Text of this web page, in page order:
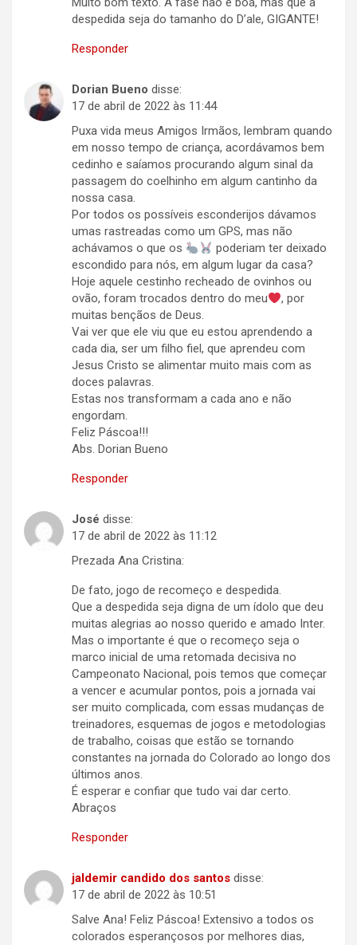
despedida seja do tamanho do D’ale, GIGANTE!
Responder
Dorian Bueno disse:
17 de abril de 2022 às 11:44
Puxa vida meus Amigos Irmãos, lembram quando
em nosso tempo de criança, acordávamos bem
cedinho e saíamos procurando algum sinal da
passagem do coelhinho em algum cantinho da
nossa casa.
Por todos os possíveis esconderijos dávamos
umas rastreadas como um GPS, mas não
achávamos o que os
poderiam ter deixado
escondido para nós, em algum lugar da casa?
Hoje aquele cestinho recheado de ovinhos ou
ovão, foram trocados dentro do meu
, por
muitas bençãos de Deus.
Vai ver que ele viu que eu estou aprendendo a
cada dia, ser um filho fiel, que aprendeu com
Jesus Cristo se alimentar muito mais com as
doces palavras.
Estas nos transformam a cada ano e não
engordam.
Feliz Páscoa!!!
Abs. Dorian Bueno
Responder
José disse:
17 de abril de 2022 às 11:12
Prezada Ana Cristina:
De fato, jogo de recomeço e despedida.
Que a despedida seja digna de um ídolo que deu
muitas alegrias ao nosso querido e amado Inter.
Mas o importante é que o recomeço seja o
marco inicial de uma retomada decisiva no
Campeonato Nacional, pois temos que começar
a vencer e acumular pontos, pois a jornada vai
ser muito complicada, com essas mudanças de
treinadores, esquemas de jogos e metodologias
de trabalho, coisas que estão se tornando
constantes na jornada do Colorado ao longo dos
últimos anos.
É esperar e confiar que tudo vai dar certo.
Abraços
Responder
jaldemir candido dos santos disse:
17 de abril de 2022 às 10:51
Salve Ana! Feliz Páscoa! Extensivo a todos os
colorados esperançosos por melhores dias,